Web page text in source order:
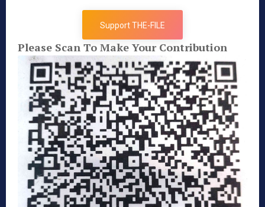
Support THE-FILE
Please Scan To Make Your Contribution